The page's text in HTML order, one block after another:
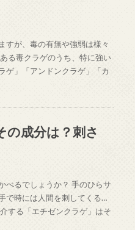
すが、毒の有無や強弱は様々
る毒クラゲのうち、特に強い
ゲ」「アンドンクラゲ」「カ
の成分は？刺さ
べるでしょうか？ 手のひらサ
で時には人間を刺してくる…
する「エチゼンクラゲ」はそ